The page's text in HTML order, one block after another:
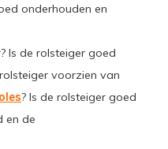
onderhouden en
Is de rolsteiger goed
voorzien van
? Is de rolsteiger goed
en de